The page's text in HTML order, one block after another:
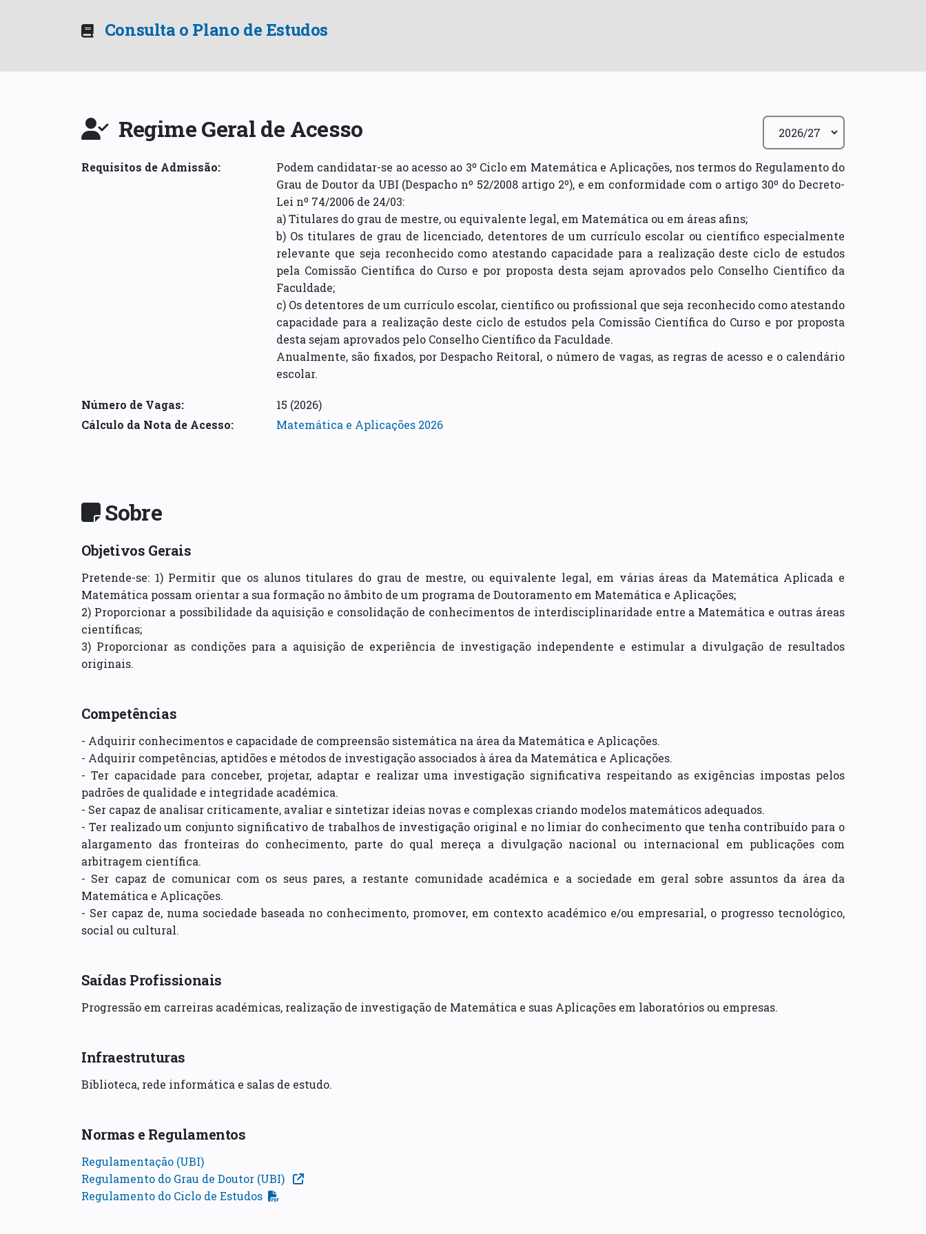
Consulta o Plano de Estudos
Regime Geral de Acesso
Requisitos de Admissão:
Podem candidatar-se ao acesso ao 3º Ciclo em Matemática e Aplicações, nos termos do Regulamento do
Grau de Doutor da UBI (Despacho nº 52/2008 artigo 2º), e em conformidade com o artigo 30º do Decreto-
Lei nº 74/2006 de 24/03:
a) Titulares do grau de mestre, ou equivalente legal, em Matemática ou em áreas afins;
b) Os titulares de grau de licenciado, detentores de um currículo escolar ou científico especialmente
relevante que seja reconhecido como atestando capacidade para a realização deste ciclo de estudos
pela Comissão Científica do Curso e por proposta desta sejam aprovados pelo Conselho Científico da
Faculdade;
c) Os detentores de um currículo escolar, científico ou profissional que seja reconhecido como atestando
capacidade para a realização deste ciclo de estudos pela Comissão Científica do Curso e por proposta
desta sejam aprovados pelo Conselho Científico da Faculdade.
Anualmente, são fixados, por Despacho Reitoral, o número de vagas, as regras de acesso e o calendário
escolar.
Número de Vagas: 15 (2026)
Cálculo da Nota de Acesso: Matemática e Aplicações 2026
Sobre
Objetivos Gerais
Pretende-se: 1) Permitir que os alunos titulares do grau de mestre, ou equivalente legal, em várias áreas da Matemática Aplicada e
Matemática possam orientar a sua formação no âmbito de um programa de Doutoramento em Matemática e Aplicações;
2) Proporcionar a possibilidade da aquisição e consolidação de conhecimentos de interdisciplinaridade entre a Matemática e outras áreas
científicas;
3) Proporcionar as condições para a aquisição de experiência de investigação independente e estimular a divulgação de resultados
originais.
Competências
- Adquirir conhecimentos e capacidade de compreensão sistemática na área da Matemática e Aplicações.
- Adquirir competências, aptidões e métodos de investigação associados à área da Matemática e Aplicações.
- Ter capacidade para conceber, projetar, adaptar e realizar uma investigação significativa respeitando as exigências impostas pelos
padrões de qualidade e integridade académica.
- Ser capaz de analisar criticamente, avaliar e sintetizar ideias novas e complexas criando modelos matemáticos adequados.
- Ter realizado um conjunto significativo de trabalhos de investigação original e no limiar do conhecimento que tenha contribuído para o
alargamento das fronteiras do conhecimento, parte do qual mereça a divulgação nacional ou internacional em publicações com
arbitragem científica.
- Ser capaz de comunicar com os seus pares, a restante comunidade académica e a sociedade em geral sobre assuntos da área da
Matemática e Aplicações.
- Ser capaz de, numa sociedade baseada no conhecimento, promover, em contexto académico e/ou empresarial, o progresso tecnológico,
social ou cultural.
Saídas Profissionais
Progressão em carreiras académicas, realização de investigação de Matemática e suas Aplicações em laboratórios ou empresas.
Infraestruturas
Biblioteca, rede informática e salas de estudo.
Normas e Regulamentos
Regulamentação (UBI)
Regulamento do Grau de Doutor (UBI)
Regulamento do Ciclo de Estudos